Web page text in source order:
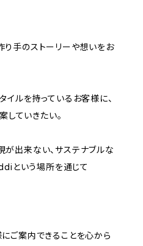
手のストーリーや想いをお
イルを持っているお客様に、
していきたい。
出来ない、サステナブルな
という場所を通じて
ご案内できることを心から